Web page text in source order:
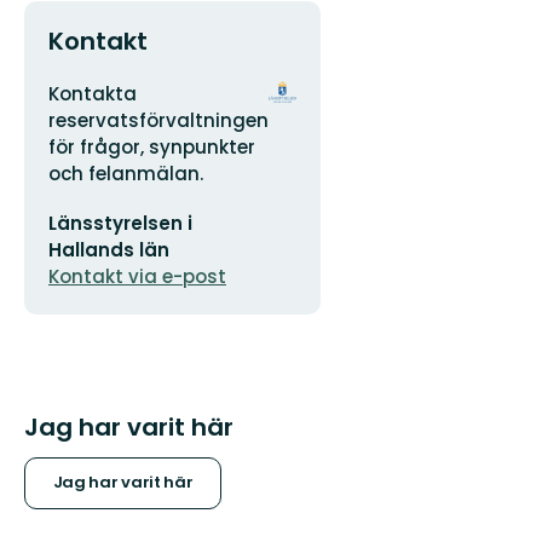
Kontakt
Adress
Kontakta
reservatsförvaltningen
för frågor, synpunkter
och felanmälan.
postadress
Länsstyrelsen i
Hallands län
Kontakt via e-post
Organisationens
Jag har varit här
Jag har varit här